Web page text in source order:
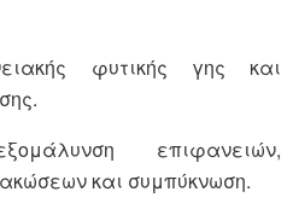
φυτικής γης και
επιφανειών,
και συμπύκνωση.